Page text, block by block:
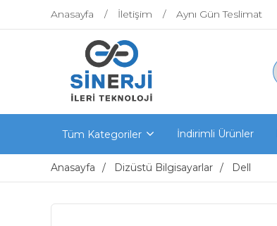
Anasayfa İletişim Aynı Gün Teslimat
Tüm Kategoriler İndirimli Ürünler
Anasayfa Dizüstü Bilgisayarlar Dell